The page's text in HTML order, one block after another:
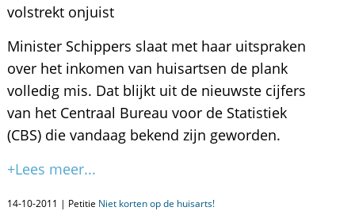
volstrekt onjuist
Minister Schippers slaat met haar uitspraken
over het inkomen van huisartsen de plank
volledig mis. Dat blijkt uit de nieuwste cijfers
van het Centraal Bureau voor de Statistiek
(CBS) die vandaag bekend zijn geworden.
+Lees meer...
14-10-2011 | Petitie Niet korten op de huisarts!